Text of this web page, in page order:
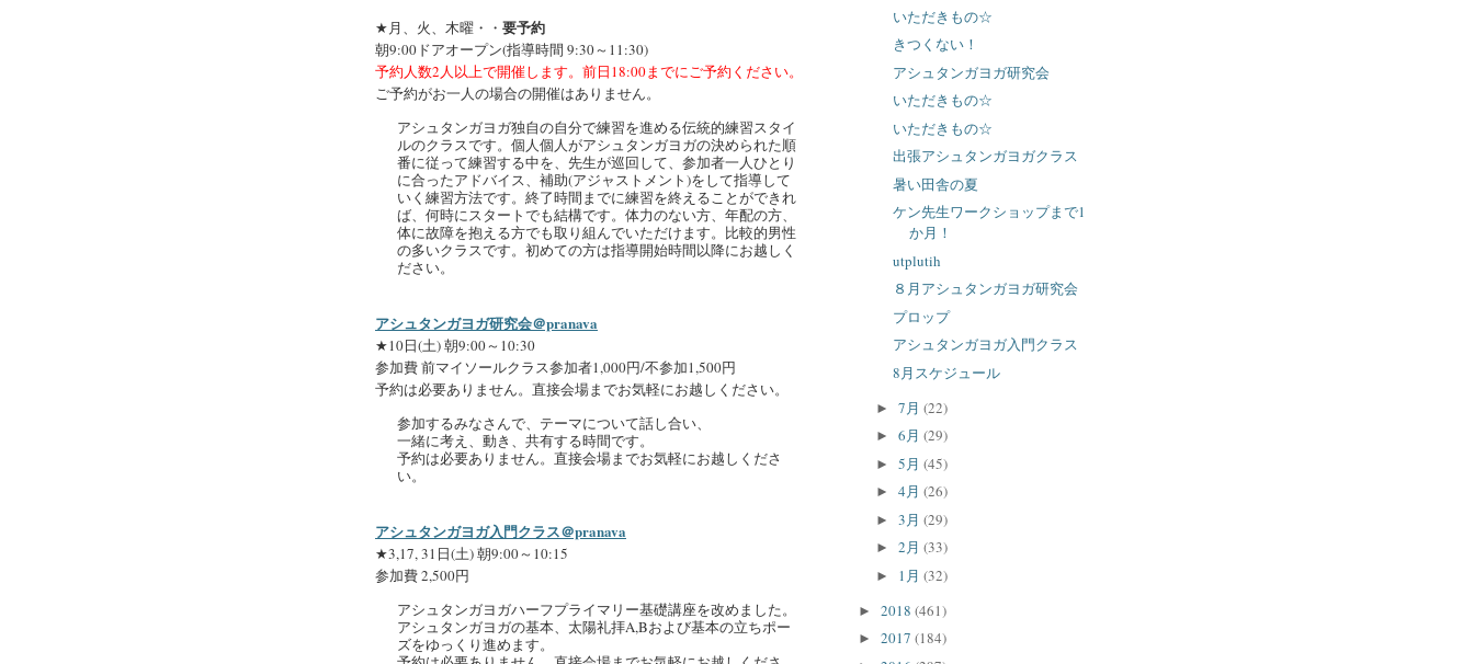
★月、火、木曜・・ 要予約
朝9:00ドアオープン(指導時間 9:30～11:30)
予約人数2人以上で開催します。前日18:00までにご予約ください。
ご予約がお一人の場合の開催はありません。
アシュタンガヨガ独自の自分で練習を進める伝統的練習スタイ
ルのクラスです。個人個人がアシュタンガヨガの決められた順
番に従って練習する中を、先生が巡回して、参加者一人ひとり
に合ったアドバイス、補助(アジャストメント)をして指導して
いく練習方法です。終了時間までに練習を終えることができれ
ば、何時にスタートでも結構です。体力のない方、年配の方、
体に故障を抱える方でも取り組んでいただけます。比較的男性
の多いクラスです。初めての方は指導開始時間以降にお越しく
ださい。
アシュタンガヨガ研究会＠pranava
★10日(土) 朝9:00～10:30
参加費 前マイソールクラス参加者1,000円/不参加1,500円
予約は必要ありません。直接会場までお気軽にお越しください。
参加するみなさんで、テーマについて話し合い、
一緒に考え、動き、共有する時間です。
予約は必要ありません。直接会場までお気軽にお越しくださ
い。
アシュタンガヨガ入門クラス＠pranava
★3,17, 31日(土) 朝9:00～10:15
参加費 2,500円
アシュタンガヨガハーフプライマリー基礎講座を改めました。
アシュタンガヨガの基本、太陽礼拝A,Bおよび基本の立ちポー
ズをゆっくり進めます。
いただきもの☆
きつくない！
アシュタンガヨガ研究会
いただきもの☆
いただきもの☆
出張アシュタンガヨガクラス
暑い田舎の夏
ケン先生ワークショップまで1
か月！
utplutih
８月アシュタンガヨガ研究会
プロップ
アシュタンガヨガ入門クラス
8月スケジュール
► 7月 (22)
► 6月 (29)
► 5月 (45)
► 4月 (26)
► 3月 (29)
► 2月 (33)
► 1月 (32)
► 2018 (461)
► 2017 (184)